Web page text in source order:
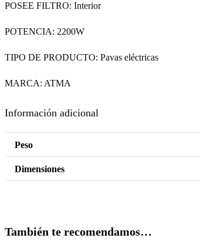
POSEE FILTRO: Interior
POTENCIA: 2200W
TIPO DE PRODUCTO: Pavas eléctricas
MARCA: ATMA
Información adicional
Peso
Dimensiones
También te recomendamos…